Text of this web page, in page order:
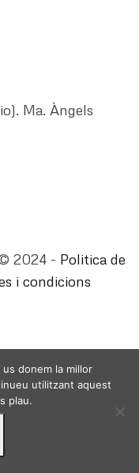
Ma. Àngels
2024 - Politica de
i condicions
donem la millor
utilitzant aquest
plau.